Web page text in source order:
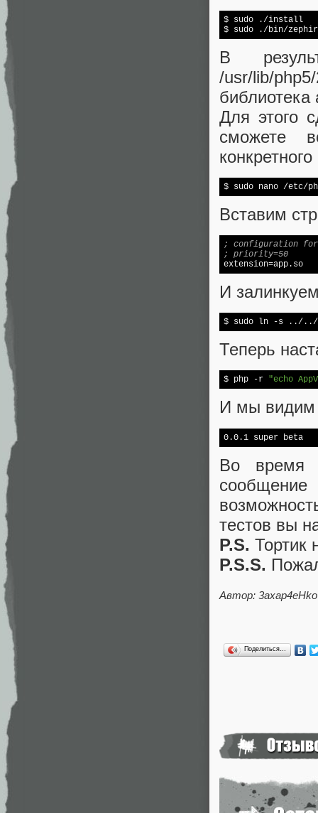
$ sudo ./install
В
/usr/lib/
Для этого
сможете
Вставим
; configuration for
; priority=50
extension
И
$ sudo ln -s
Теперь
$ php -r "echo
И мы видим
Во время
тестов вы
P.S. Тортик
P.S.S.
Автор: 3axap4eHko
Поделиться…